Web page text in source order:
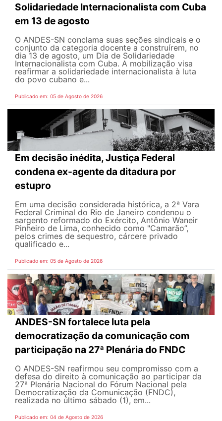
Solidariedade Internacionalista com Cuba
em 13 de agosto
O ANDES-SN conclama suas seções sindicais e o
conjunto da categoria docente a construírem, no
dia 13 de agosto, um Dia de Solidariedade
Internacionalista com Cuba. A mobilização visa
reafirmar a solidariedade internacionalista à luta
do povo cubano e...
Publicado em: 05 de Agosto de 2026
Em decisão inédita, Justiça Federal
condena ex-agente da ditadura por
estupro
Em uma decisão considerada histórica, a 2ª Vara
Federal Criminal do Rio de Janeiro condenou o
sargento reformado do Exército, Antônio Waneir
Pinheiro de Lima, conhecido como "Camarão”,
pelos crimes de sequestro, cárcere privado
qualificado e...
Publicado em: 05 de Agosto de 2026
ANDES-SN fortalece luta pela
democratização da comunicação com
participação na 27ª Plenária do FNDC
O ANDES-SN reafirmou seu compromisso com a
defesa do direito à comunicação ao participar da
27ª Plenária Nacional do Fórum Nacional pela
Democratização da Comunicação (FNDC),
realizada no último sábado (1), em...
Publicado em: 04 de Agosto de 2026